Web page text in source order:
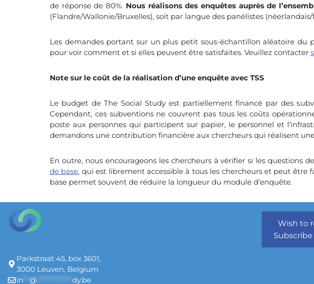
de réponse de 80%. Nous réalisons des enquêtes auprès de
(Flandre/Wallonie/Bruxelles), soit par langue des panélistes (néerlandais/
Les demandes portant sur un plus petit sous-échantillon aléatoire
pour voir comment et si elles peuvent être satisfaites. Veuillez contacter
Note sur le coût de la réalisation d’une enquête avec TSS
Le budget de The Social Study est partiellement financé par des
Cependant, ces subventions ne couvrent pas tous les coûts
poste aux personnes qui participent sur papier, le personnel et
demandons une contribution financière aux chercheurs qui réalisent
En outre, nous encourageons les chercheurs à vérifier si les questions
de base, qui est librement accessible à tous les chercheurs et peut être
base permet souvent de réduire la longueur du module d’enquête.
Parkstraat 45, box 3601,
3000 Leuven, Belgium
in
@ dy.be
Wish to